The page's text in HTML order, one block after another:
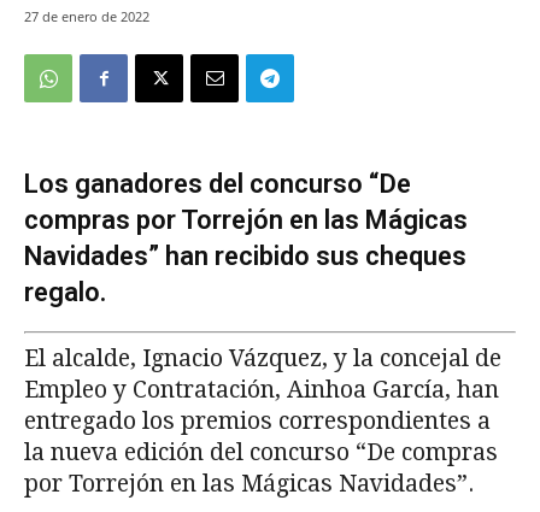
27 de enero de 2022
Los ganadores del concurso “De
compras por Torrejón en las Mágicas
Navidades” han recibido sus cheques
regalo.
El alcalde, Ignacio Vázquez, y la concejal de
Empleo y Contratación, Ainhoa García, han
entregado los premios correspondientes a
la nueva edición del concurso “De compras
por Torrejón en las Mágicas Navidades”.